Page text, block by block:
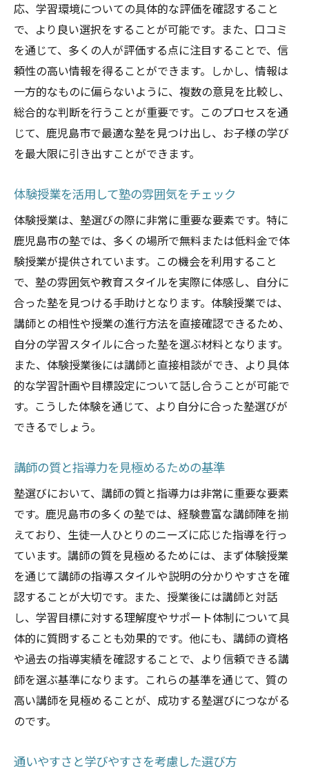
保護者の声を反映した塾の選び方
施設や設備の充実度を評価する
過去の合格実績と指導力の確認
学習ペースに合わせた塾選びが未来を変える
学習スタイルに合った塾の選び方
進度に応じた柔軟なカリキュラム
休暇期間中の学習サポート活用法
学習効果を最大化するためのヒント
自分のペースで学ぶことの重要性
鹿児島市で見つける塾の新しい価値
最新技術を活用したオンライン学習環境
地域に根ざした新しい教育スタイル
未来につながる多様な学習プログラム
イノベーションを取り入れた教育方法
個性を尊重する教育理念の重要性
グローバル視点を養う塾の取り組み
地域のニーズに応える鹿児島市の塾の魅力
地域コミュニティとの連携強化
地元特産品を活かした教育内容
地域限定の特別プログラムの魅力
地域密着型塾の安心感と信頼性
地域社会との協力で教育環境を改善
鹿児島市の塾で学びを深める方法
グループ学習で協調性を高める
問題解決力を養う実践的な授業
リーダーシップを育む活動
多様な教材を用いた深い学び
知識を応用するプロジェクト型学習
応、学習環境についての具体的な評価を確認すること
で、より良い選択をすることが可能です。また、口コミ
を通じて、多くの人が評価する点に注目することで、信
頼性の高い情報を得ることができます。しかし、情報は
一方的なものに偏らないように、複数の意見を比較し、
総合的な判断を行うことが重要です。このプロセスを通
じて、鹿児島市で最適な塾を見つけ出し、お子様の学び
を最大限に引き出すことができます。
体験授業を活用して塾の雰囲気をチェック
体験授業は、塾選びの際に非常に重要な要素です。特に
鹿児島市の塾では、多くの場所で無料または低料金で体
験授業が提供されています。この機会を利用すること
で、塾の雰囲気や教育スタイルを実際に体感し、自分に
合った塾を見つける手助けとなります。体験授業では、
講師との相性や授業の進行方法を直接確認できるため、
自分の学習スタイルに合った塾を選ぶ材料となります。
また、体験授業後には講師と直接相談ができ、より具体
的な学習計画や目標設定について話し合うことが可能で
す。こうした体験を通じて、より自分に合った塾選びが
できるでしょう。
講師の質と指導力を見極めるための基準
塾選びにおいて、講師の質と指導力は非常に重要な要素
です。鹿児島市の多くの塾では、経験豊富な講師陣を揃
えており、生徒一人ひとりのニーズに応じた指導を行っ
ています。講師の質を見極めるためには、まず体験授業
を通じて講師の指導スタイルや説明の分かりやすさを確
認することが大切です。また、授業後には講師と対話
し、学習目標に対する理解度やサポート体制について具
体的に質問することも効果的です。他にも、講師の資格
や過去の指導実績を確認することで、より信頼できる講
師を選ぶ基準になります。これらの基準を通じて、質の
高い講師を見極めることが、成功する塾選びにつながる
のです。
通いやすさと学びやすさを考慮した選び方